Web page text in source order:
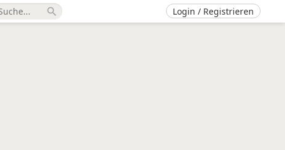
search Login / Registrieren